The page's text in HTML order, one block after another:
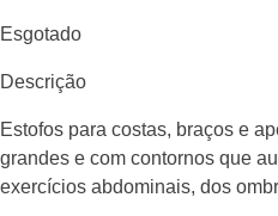
Esgotado
Descrição
Estofos para costas, braços e
grandes e com contornos que
exercícios abdominais, dos